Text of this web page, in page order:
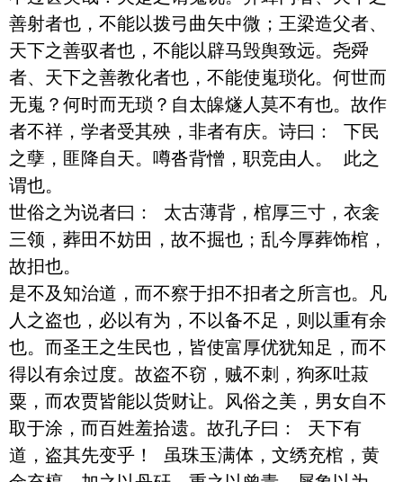
善射者也，不能以拨弓曲矢中微；王梁造父者、
天下之善驭者也，不能以辟马毁舆致远。尧舜
者、天下之善教化者也，不能使嵬琐化。何世而
无嵬？何时而无琐？自太皞燧人莫不有也。故作
者不祥，学者受其殃，非者有庆。诗曰： 下民
之孽，匪降自天。噂沓背憎，职竞由人。 此之
谓也。
世俗之为说者曰： 太古薄背，棺厚三寸，衣衾
三领，葬田不妨田，故不掘也；乱今厚葬饰棺，
故抇也。
是不及知治道，而不察于抇不抇者之所言也。凡
人之盗也，必以有为，不以备不足，则以重有余
也。而圣王之生民也，皆使富厚优犹知足，而不
得以有余过度。故盗不窃，贼不刺，狗豕吐菽
粟，而农贾皆能以货财让。风俗之美，男女自不
取于涂，而百姓羞拾遗。故孔子曰： 天下有
道，盗其先变乎！ 虽珠玉满体，文绣充棺，黄